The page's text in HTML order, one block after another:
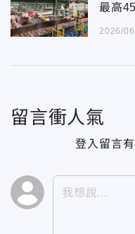
最高
2026/
留言衝人氣
登入留言